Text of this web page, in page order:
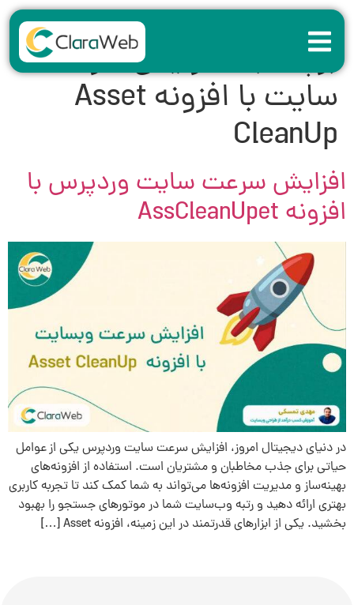
برچسب:افزایش سرعت
سایت با افزونه Asset
CleanUp
افزایش سرعت سایت وردپرس با
افزونه AssCleanUpet
در دنیای دیجیتال امروز، افزایش سرعت سایت وردپرس یکی از عوامل
حیاتی برای جذب مخاطبان و مشتریان است. استفاده از افزونه‌های
بهینه‌ساز و مدیریت افزونه‌ها می‌تواند به شما کمک کند تا تجربه کاربری
بهتری ارائه دهید و رتبه وب‌سایت شما در موتورهای جستجو را بهبود
بخشید. یکی از ابزارهای قدرتمند در این زمینه، افزونه Asset […]